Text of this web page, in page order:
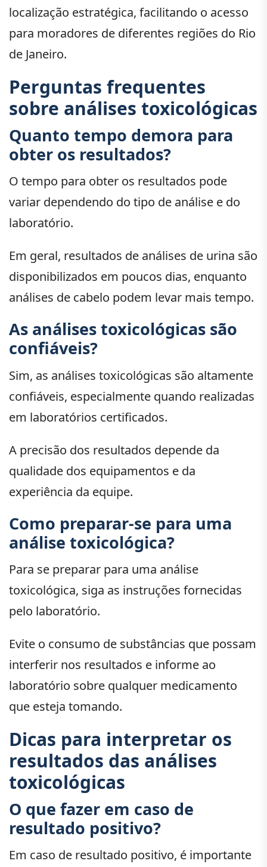
localização estratégica, facilitando o acesso
para moradores de diferentes regiões do Rio
de Janeiro.
Perguntas frequentes
sobre análises toxicológicas
Quanto tempo demora para
obter os resultados?
O tempo para obter os resultados pode
variar dependendo do tipo de análise e do
laboratório.
Em geral, resultados de análises de urina são
disponibilizados em poucos dias, enquanto
análises de cabelo podem levar mais tempo.
As análises toxicológicas são
confiáveis?
Sim, as análises toxicológicas são altamente
confiáveis, especialmente quando realizadas
em laboratórios certificados.
A precisão dos resultados depende da
qualidade dos equipamentos e da
experiência da equipe.
Como preparar-se para uma
análise toxicológica?
Para se preparar para uma análise
toxicológica, siga as instruções fornecidas
pelo laboratório.
Evite o consumo de substâncias que possam
interferir nos resultados e informe ao
laboratório sobre qualquer medicamento
que esteja tomando.
Dicas para interpretar os
resultados das análises
toxicológicas
O que fazer em caso de
resultado positivo?
Em caso de resultado positivo, é importante